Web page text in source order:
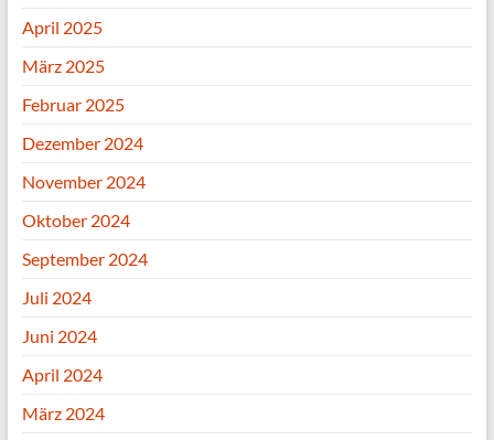
April 2025
März 2025
Februar 2025
Dezember 2024
November 2024
Oktober 2024
September 2024
Juli 2024
Juni 2024
April 2024
März 2024